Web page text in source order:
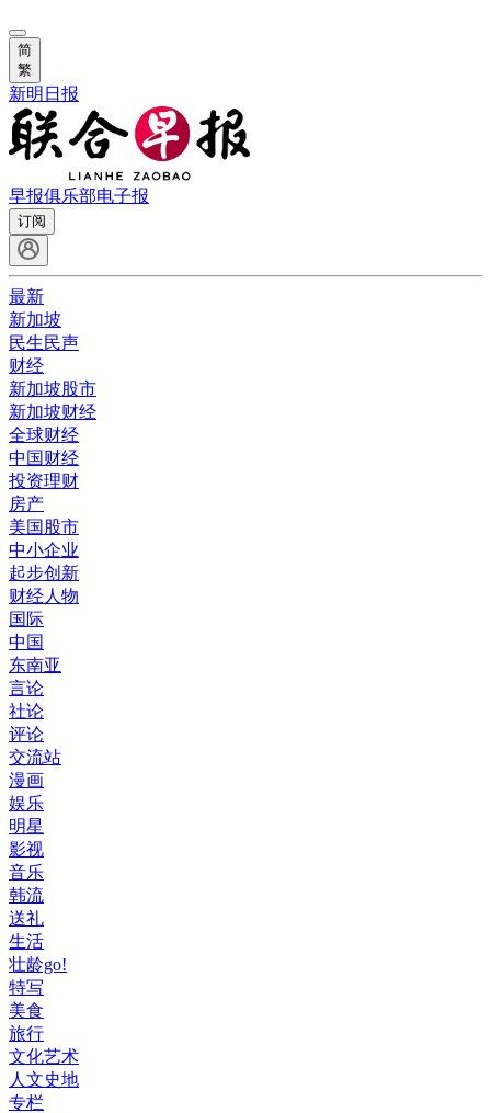
简
繁
新明日报
早报俱乐部电子报
订阅
最新
新加坡
民生民声
财经
新加坡股市
新加坡财经
全球财经
中国财经
投资理财
房产
美国股市
中小企业
起步创新
财经人物
国际
中国
东南亚
言论
社论
评论
交流站
漫画
娱乐
明星
影视
音乐
韩流
送礼
生活
壮龄go!
特写
美食
旅行
文化艺术
人文史地
专栏